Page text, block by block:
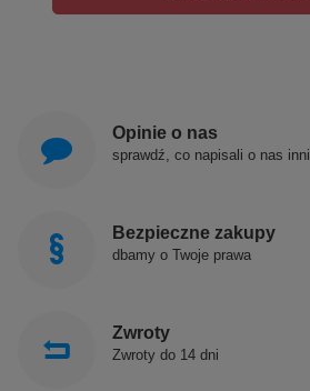
Opinie o nas
sprawdź, co napisali o nas inni
Bezpieczne zakupy
dbamy o Twoje prawa
Zwroty
Zwroty do 14 dni